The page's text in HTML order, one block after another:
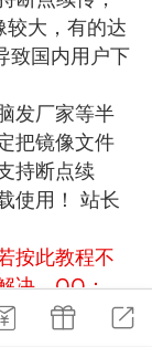
大，有的达
致国内用户下
发厂家等半
把镜像文件
持断点续
使用！ 站长
按此教程不
决，QQ：
及时留言反